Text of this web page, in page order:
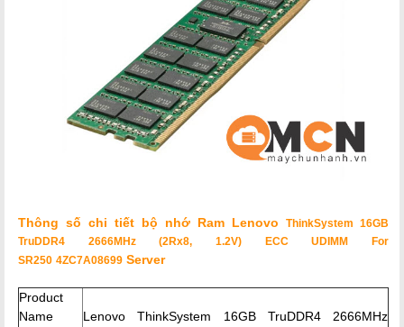
Thông số chi tiết bộ nhớ Ram Lenovo ThinkSystem 16GB
TruDDR4 2666MHz (2Rx8, 1.2V) ECC UDIMM For
SR250 4ZC7A08699 Server
Product
Name
Lenovo ThinkSystem 16GB TruDDR4 2666MHz